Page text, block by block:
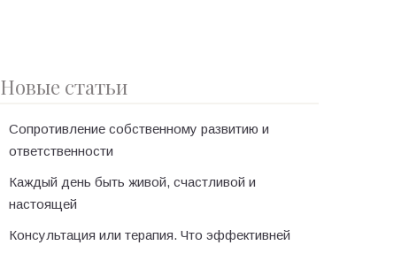
Новые статьи
Сопротивление собственному развитию и
ответственности
Каждый день быть живой, счастливой и
настоящей
Консультация или терапия. Что эффективней